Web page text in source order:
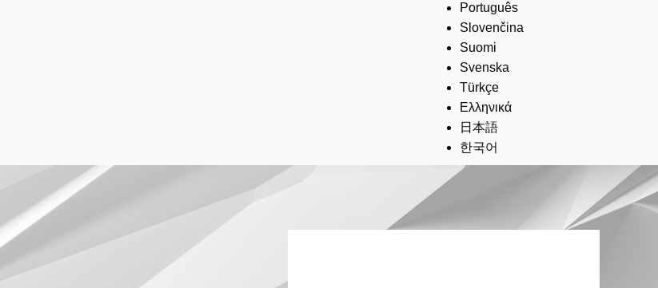
Português
Slovenčina
Suomi
Svenska
Türkçe
Ελληνικά
日本語
한국어